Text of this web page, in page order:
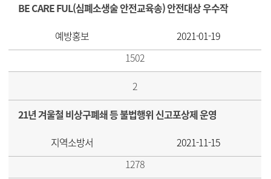
BE CARE FUL(심폐소생술 안전교육송) 안전대상 우수작
예방홍보
2021-01-19
1502
2
21년 겨울철 비상구폐쇄 등 불법행위 신고포상제 운영
지역소방서
2021-11-15
1278